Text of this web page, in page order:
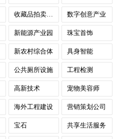
收藏品拍卖服务 数字创意产业
新能源产业园 珠宝首饰
新农村综合体 具身智能
公共厕所设施 工程检测
高新技术 宠物美容师
海外工程建设 营销策划公司
宝石 共享生活服务